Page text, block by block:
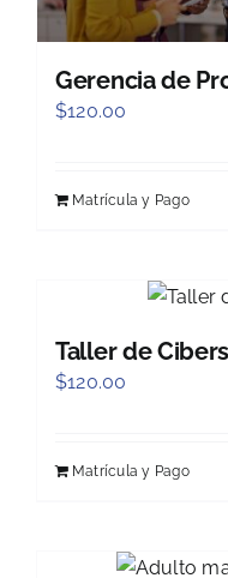
Gerencia de
$120.00
Matrícula y Pago
Taller de
$120.00
Matrícula y Pago